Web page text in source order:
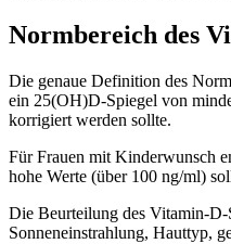
Normbereich des
Die genaue Definition des
ein 25(OH)D-Spiegel von
korrigiert werden sollte.
Für Frauen mit Kinderwunsch
hohe Werte (über 100 ng/ml)
Die Beurteilung des Vitamin-
Sonneneinstrahlung, Hauttyp,